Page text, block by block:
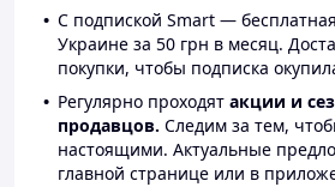
С подпиской Smart —
Украине за 50 грн в месяц.
покупки, чтобы подписка
Регулярно проходят акции и
продавцов. Следим за тем,
настоящими. Актуальные
главной странице или в